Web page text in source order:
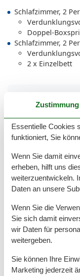
Schlafzimmer, 2
Doppel-
Schlafzimmer, 2
2 x Einzelbett
Gesamte
Aktivitäten
Angeln
Joggen
Minigolf
Radfahren
Schwimmen
Segeln
Surfen
Tauchen
Wandern
Wassersport
Yoga
Bad
Zustimmung
Essentielle Cookies
funktioniert, Sie
Wenn Sie damit
erheben, hilft uns
weiterzuentwickeln.
Daten an unsere
Wenn Sie die
Sie sich damit
wir Daten für
weitergeben.
Sie können Ihre
Marketing jederzeit